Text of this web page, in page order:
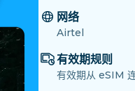
网络
Airtel
有效期规则
有效期从 eSIM